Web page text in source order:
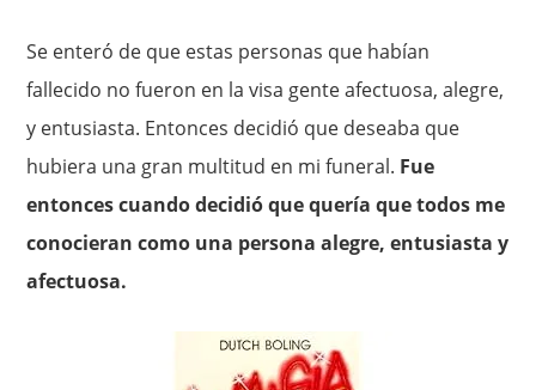
Se enteró de que estas personas que habían
fallecido no fueron en la visa gente afectuosa, alegre,
y entusiasta. Entonces decidió que deseaba que
hubiera una gran multitud en mi funeral. Fue
entonces cuando decidió que quería que todos me
conocieran como una persona alegre, entusiasta y
afectuosa.